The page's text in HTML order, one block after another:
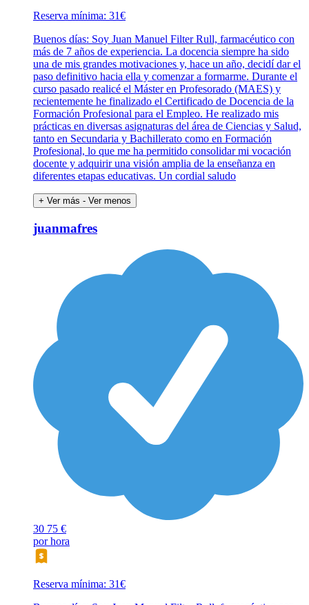
Reserva mínima: 31€
Buenos días: Soy Juan Manuel Filter Rull, farmacéutico con
más de 7 años de experiencia. La docencia siempre ha sido
una de mis grandes motivaciones y, hace un año, decidí dar el
paso definitivo hacia ella y comenzar a formarme. Durante el
curso pasado realicé el Máster en Profesorado (MAES) y
recientemente he finalizado el Certificado de Docencia de la
Formación Profesional para el Empleo. He realizado mis
prácticas en diversas asignaturas del área de Ciencias y Salud,
tanto en Secundaria y Bachillerato como en Formación
Profesional, lo que me ha permitido consolidar mi vocación
docente y adquirir una visión amplia de la enseñanza en
diferentes etapas educativas. Un cordial saludo
+ Ver más - Ver menos
juanmafres
30 75 €
por hora
Reserva mínima: 31€